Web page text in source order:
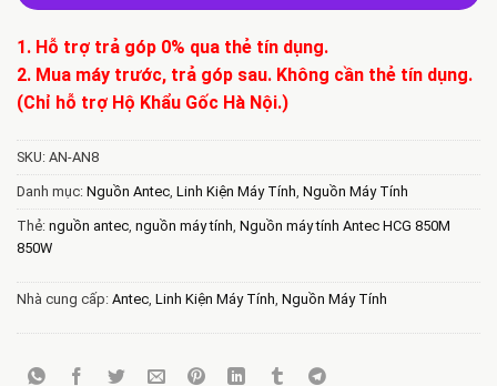
1. Hỗ trợ trả góp 0% qua thẻ tín dụng.
2. Mua máy trước, trả góp sau. Không cần thẻ tín dụng.
(Chỉ hỗ trợ Hộ Khẩu Gốc Hà Nội.)
SKU: AN-AN8
Danh mục: Nguồn Antec Linh Kiện Máy Tính Nguồn Máy Tính
Thẻ: nguồn antec nguồn máy tính Nguồn máy tính Antec HCG 850M
850W
Nhà cung cấp: Antec Linh Kiện Máy Tính Nguồn Máy Tính